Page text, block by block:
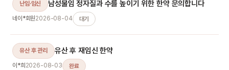
난임·임신 남성불임 정자질과 수를 높이기 위한 한약 문의합니다
네이*회원2026-08-04 대기
유산 후 관리 유산 후 재임신 한약
이*희 2026-08-03 완료